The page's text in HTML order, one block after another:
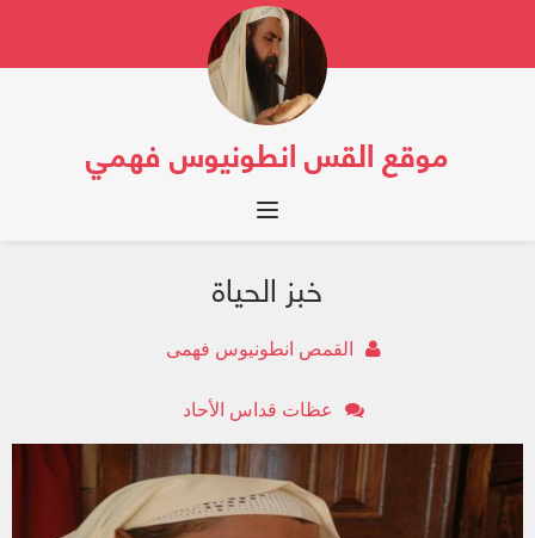
موقع القس انطونيوس فهمي
Toggle navigation
خبز الحياة
القمص انطونيوس فهمى
عظات قداس الأحاد